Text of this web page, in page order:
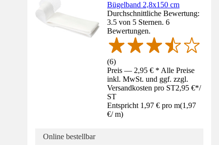
Bügelband 2,8x150 cm
Durchschnittliche Bewertung:
3.5 von 5 Sternen. 6
Bewertungen.
(6)
Preis — 2,95 € * Alle Preise
inkl. MwSt. und ggf. zzgl.
Versandkosten pro ST2,95 €*/
ST
Entspricht 1,97 € pro m(1,97
€/ m)
Online bestellbar